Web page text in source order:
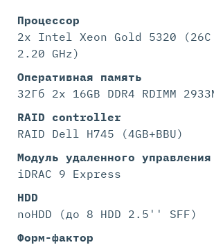
Процессор
2x Intel Xeon Gold 5320 (26C
2.20 GHz)
Оперативная память
32Гб 2x 16GB DDR4 RDIMM
RAID controller
RAID Dell H745 (4GB+BBU)
Модуль удаленного управления
iDRAC 9 Express
HDD
noHDD (до 8 HDD 2.5'' SFF)
Форм-фактор